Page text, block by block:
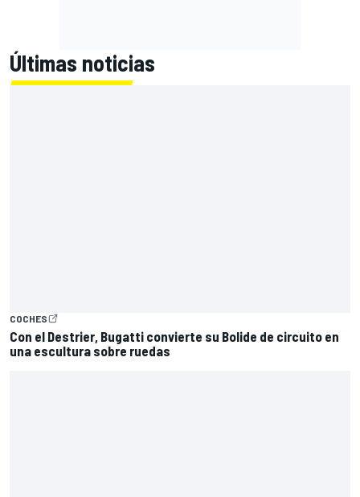
Últimas noticias
COCHES
Con el Destrier, Bugatti convierte su Bolide de circuito en
una escultura sobre ruedas